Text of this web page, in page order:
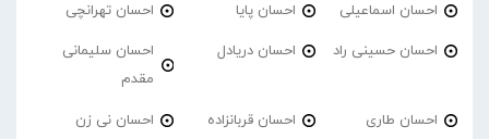
احسان اسماعیلی احسان پایا احسان تهرانچی
احسان حسینی راد احسان دریادل
احسان سلیمانی
مقدم
احسان طاری احسان قربانزاده احسان نی زن